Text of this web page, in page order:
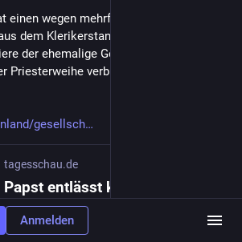
einen wegen mehrfachen Missbrauchs
dem Klerikerstand entlassen. Laut dem
der ehemalige Geistliche damit
Priesterweihe verbundenen Rechte und
gesellsch
tagesschau.de
Vontagesschau.de
Anmelden